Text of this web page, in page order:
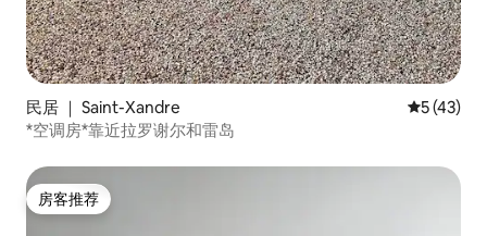
民居 ｜ Saint-Xandre 平均评分
5 (43)
*空调房*靠近拉罗谢尔和雷岛
房客推荐
房客推荐